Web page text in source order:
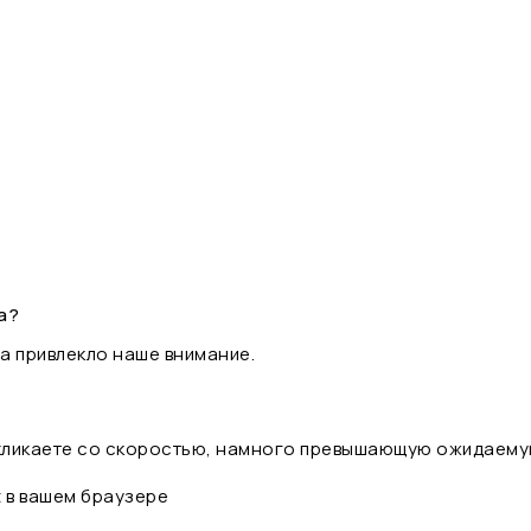
привлекло наше внимание.
со скоростью, намного превышающую
вашем браузере